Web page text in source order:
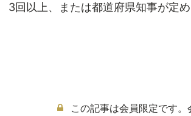
3回以上、または都道府県知事が定
この記事は会員限定です。